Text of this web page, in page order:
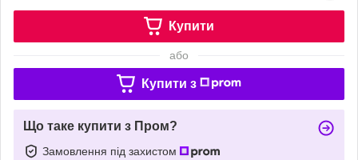
Купити
або
Купити з
Що таке купити з Пром?
Замовлення під захистом